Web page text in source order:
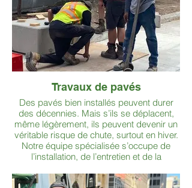
Travaux de pavés
Des pavés bien installés peuvent durer
des décennies. Mais s’ils se déplacent,
même légèrement, ils peuvent devenir un
véritable risque de chute, surtout en hiver.
Notre équipe spécialisée s’occupe de
l’installation, de l’entretien et de la
pour assurer sécurité, durabilité et